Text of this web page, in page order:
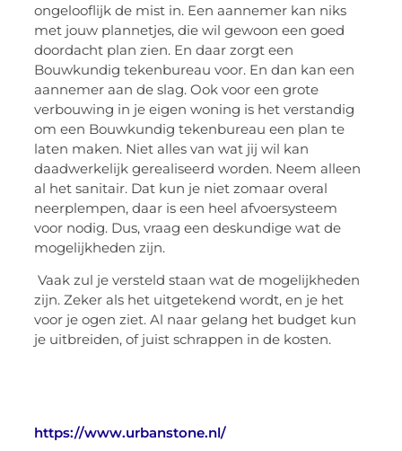
ongelooflijk de mist in. Een aannemer kan niks
met jouw plannetjes, die wil gewoon een goed
doordacht plan zien. En daar zorgt een
Bouwkundig tekenbureau voor. En dan kan een
aannemer aan de slag. Ook voor een grote
verbouwing in je eigen woning is het verstandig
om een Bouwkundig tekenbureau een plan te
laten maken. Niet alles van wat jij wil kan
daadwerkelijk gerealiseerd worden. Neem alleen
al het sanitair. Dat kun je niet zomaar overal
neerplempen, daar is een heel afvoersysteem
voor nodig. Dus, vraag een deskundige wat de
mogelijkheden zijn.
Vaak zul je versteld staan wat de mogelijkheden
zijn. Zeker als het uitgetekend wordt, en je het
voor je ogen ziet. Al naar gelang het budget kun
je uitbreiden, of juist schrappen in de kosten.
https://www.urbanstone.nl/